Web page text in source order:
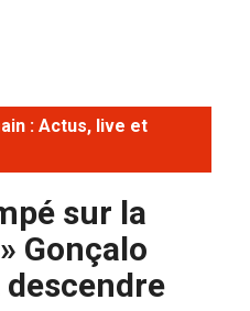
: Actus, live et
sur la
Gonçalo